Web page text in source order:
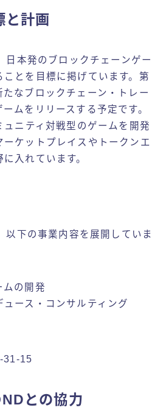
と計画
本発のブロックチェーンゲー
とを目標に掲げています。第
なブロックチェーン・トレー
ムをリリースする予定です。
ュニティ対戦型のゲームを開発
ーケットプレイスやトークンエ
入れています。
下の事業内容を展開していま
ムの開発
ース・コンサルティング
31-15
との協力